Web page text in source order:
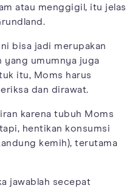
atau menggigil, itu jelas
bisa jadi merupakan
yang umumnya juga
itu, Moms harus
dan dirawat.
karena tubuh Moms
hentikan konsumsi
kemih), terutama
jawablah secepat